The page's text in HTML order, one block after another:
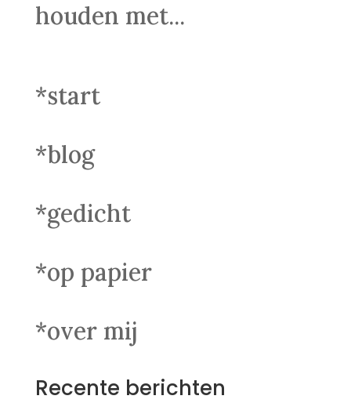
houden met...
*start
*blog
*gedicht
*op papier
*over mij
Recente berichten